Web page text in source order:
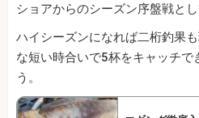
ショアからのシーズン序盤戦と
ハイシーズンになれば二桁釣果
な短い時合いで5杯をキャッチで
う。